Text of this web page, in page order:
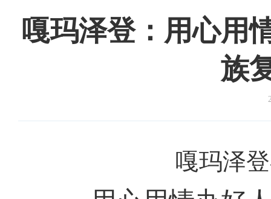
嘎玛泽登：用心用
族
嘎玛泽